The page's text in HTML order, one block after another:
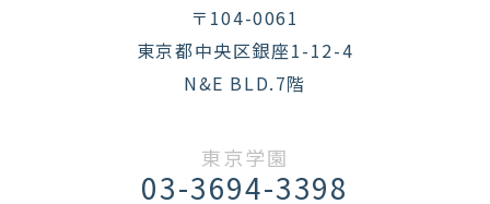
〒104-0061
東京都中央区銀座1-12-4
N&E BLD.7階
東京学園
03-3694-3398